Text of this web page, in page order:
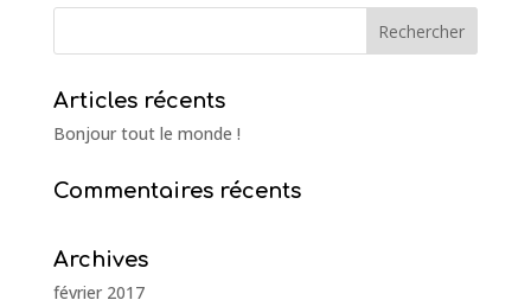
Articles récents
Bonjour tout le monde !
Commentaires récents
Archives
février 2017